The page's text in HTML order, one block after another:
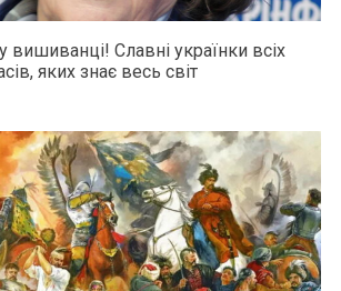
вишиванці! Славні українки всіх
яких знає весь світ